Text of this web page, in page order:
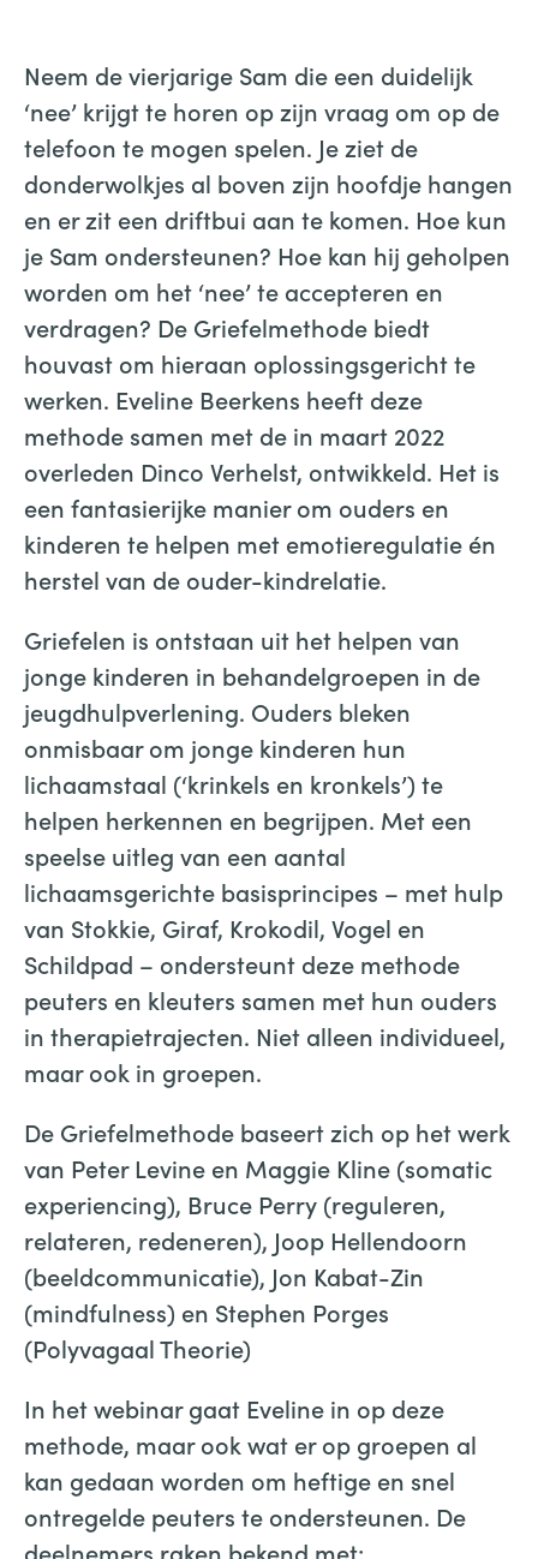
Neem de vierjarige Sam die een duidelijk
‘nee’ krijgt te horen op zijn vraag om op de
telefoon te mogen spelen. Je ziet de
donderwolkjes al boven zijn hoofdje hangen
en er zit een driftbui aan te komen. Hoe kun
je Sam ondersteunen? Hoe kan hij geholpen
worden om het ‘nee’ te accepteren en
verdragen? De Griefelmethode biedt
houvast om hieraan oplossingsgericht te
werken. Eveline Beerkens heeft deze
methode samen met de in maart 2022
overleden Dinco Verhelst, ontwikkeld. Het is
een fantasierijke manier om ouders en
kinderen te helpen met emotieregulatie én
herstel van de ouder-kindrelatie.
Griefelen is ontstaan uit het helpen van
jonge kinderen in behandelgroepen in de
jeugdhulpverlening. Ouders bleken
onmisbaar om jonge kinderen hun
lichaamstaal (‘krinkels en kronkels’) te
helpen herkennen en begrijpen. Met een
speelse uitleg van een aantal
lichaamsgerichte basisprincipes – met hulp
van Stokkie, Giraf, Krokodil, Vogel en
Schildpad – ondersteunt deze methode
peuters en kleuters samen met hun ouders
in therapietrajecten. Niet alleen individueel,
maar ook in groepen.
De Griefelmethode baseert zich op het werk
van Peter Levine en Maggie Kline (somatic
experiencing), Bruce Perry (reguleren,
relateren, redeneren), Joop Hellendoorn
(beeldcommunicatie), Jon Kabat-Zin
(mindfulness) en Stephen Porges
(Polyvagaal Theorie)
In het webinar gaat Eveline in op deze
methode, maar ook wat er op groepen al
kan gedaan worden om heftige en snel
ontregelde peuters te ondersteunen. De
deelnemers raken bekend met: